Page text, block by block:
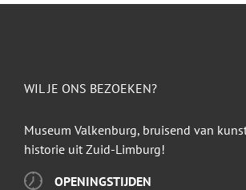
WIL JE ONS BEZOEKEN?
Museum Valkenburg, bruisend van
historie uit Zuid-Limburg!
OPENINGSTIJDEN